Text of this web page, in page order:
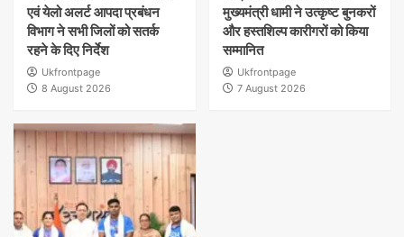
एवं येलो अलर्ट आपदा प्रबंधन
विभाग ने सभी जिलों को सतर्क
रहने के दिए निर्देश
Ukfrontpage
8 August 2026
मुख्यमंत्री धामी ने उत्कृष्ट बुनकरों
और हस्तशिल्प कारीगरों को किया
सम्मानित
Ukfrontpage
7 August 2026